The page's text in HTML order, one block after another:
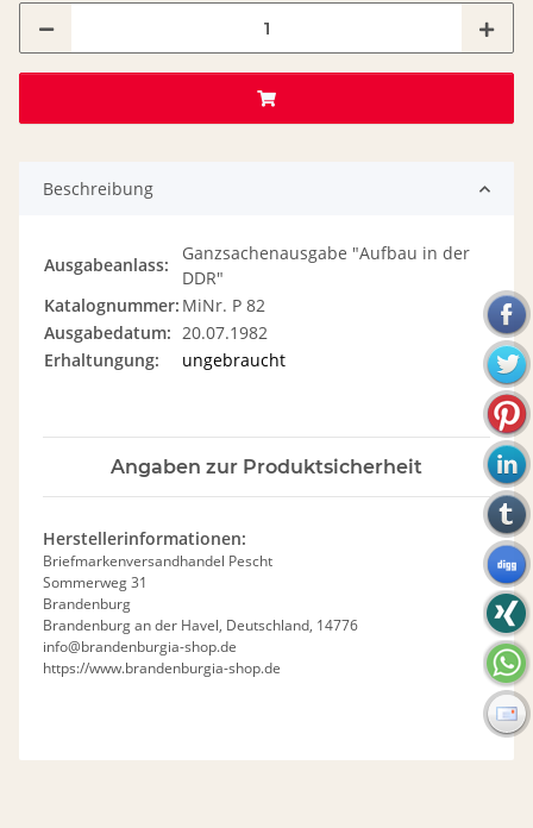
Beschreibung
Ausgabeanlass:
Ganzsachenausgabe "Aufbau in der
DDR"
Katalognummer: MiNr. P 82
Ausgabedatum: 20.07.1982
Erhaltungung:
ungebraucht
Angaben zur Produktsicherheit
Herstellerinformationen:
Briefmarkenversandhandel Pescht
Sommerweg 31
Brandenburg
Brandenburg an der Havel, Deutschland, 14776
info@brandenburgia-shop.de
https://www.brandenburgia-shop.de